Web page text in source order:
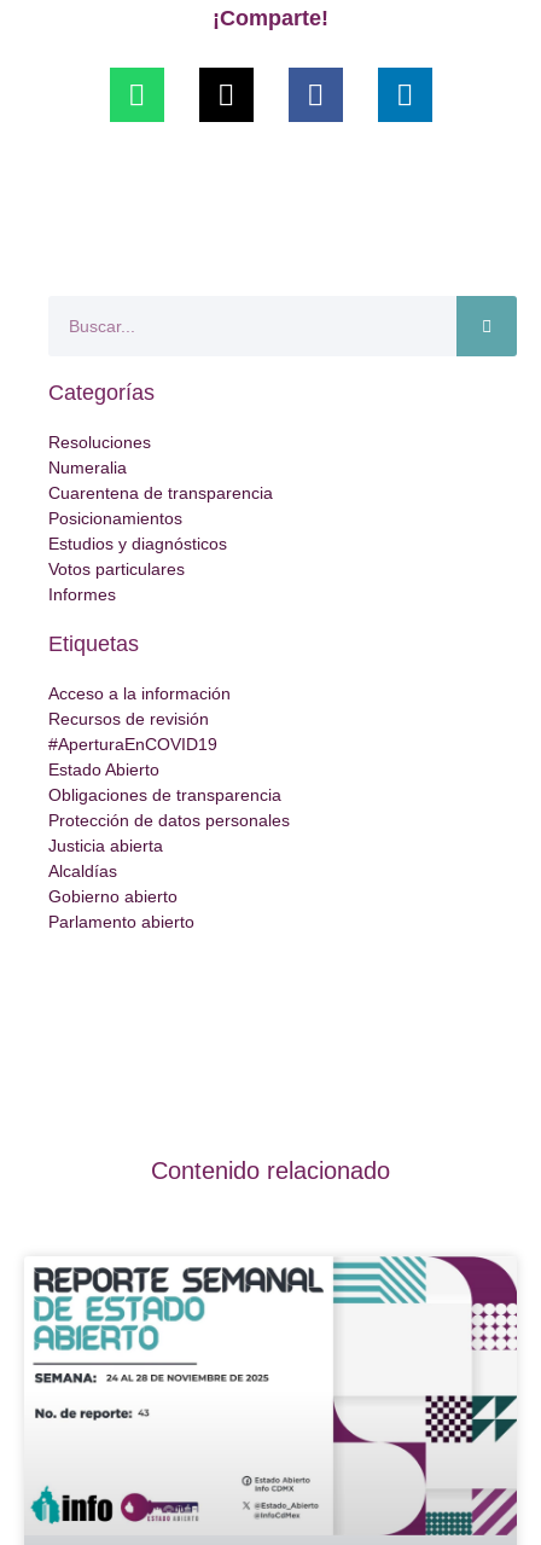
¡Comparte!
Categorías
Resoluciones
Numeralia
Cuarentena de transparencia
Posicionamientos
Estudios y diagnósticos
Votos particulares
Informes
Etiquetas
Acceso a la información
Recursos de revisión
#AperturaEnCOVID19
Estado Abierto
Obligaciones de transparencia
Protección de datos personales
Justicia abierta
Alcaldías
Gobierno abierto
Parlamento abierto
Contenido relacionado